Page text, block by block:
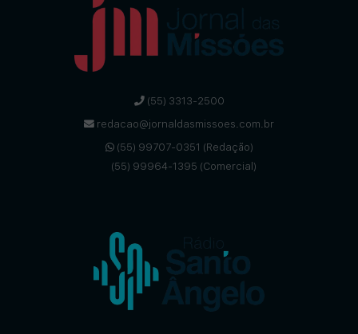
(55) 3313-2500
redacao@jornaldasmissoes.com.br
(55) 99707-0351 (Redação)
(55) 99964-1395 (Comercial)